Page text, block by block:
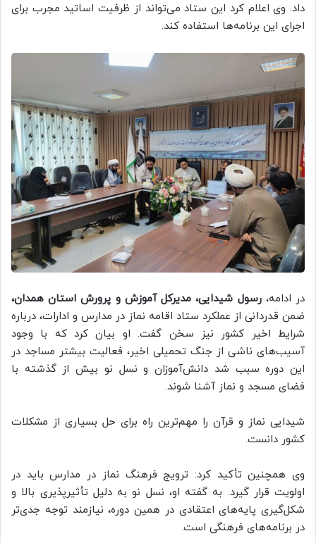
داد. وی اعلام کرد این ستاد می‌تواند از ظرفیت اساتید مجرب برای
اجرای این برنامه‌ها استفاده کند.
در ادامه،رسول شیدایی، مدیرکل آموزش و پرورش استان همدان،
ضمن قدردانی از عملکرد ستاد اقامه نماز در مدارس و ادارات، درباره
شرایط اخیر کشور نیز سخن گفت. او بیان کرد که با وجود
آسیب‌های ناشی از جنگ تحمیلی اخیر، فعالیت بیشتر مساجد در
این دوره سبب شد دانش‌آموزان و نسل نو بیش از گذشته با
فضای مسجد و نماز آشنا شوند.
شیدایی نماز و قرآن را مهم‌ترین راه برای حل بسیاری از مشکلات
کشور دانست.
وی همچنین تأکید کرد: ترویج فرهنگ نماز در مدارس باید در
اولویت قرار گیرد. به گفته او، نسل نو به دلیل تأثیرپذیری بالا و
شکل‌گیری پایه‌های اعتقادی در همین دوره، نیازمند توجه جدی‌تر
در برنامه‌های فرهنگی است.